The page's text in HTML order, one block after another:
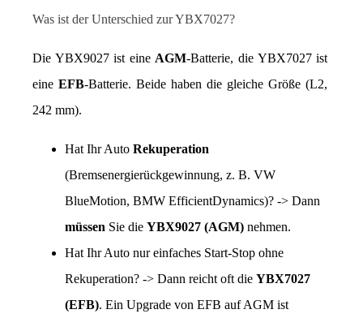
Was ist der Unterschied zur YBX7027?
Die YBX9027 ist eine AGM-Batterie, die YBX7027 ist
eine EFB-Batterie. Beide haben die gleiche Größe (L2,
242 mm).
Hat Ihr Auto Rekuperation
(Bremsenergierückgewinnung, z. B. VW
müssen Sie die YBX9027 (AGM) nehmen.
Hat Ihr Auto nur einfaches Start-Stop ohne
Rekuperation? -> Dann reicht oft die YBX7027
(EFB). Ein Upgrade von EFB auf AGM ist